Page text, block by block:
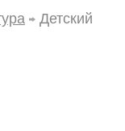
Детский